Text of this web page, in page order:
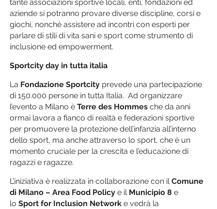
tante associazioni sportive locali, enti, fondazioni ed
aziende si potranno provare diverse discipline, corsi e
giochi, nonché assistere ad incontri con esperti per
parlare di stili di vita sani e sport come strumento di
inclusione ed empowerment.
Sportcity day in tutta italia
La Fondazione Sportcity prevede una partecipazione
di 150.000 persone in tutta Italia. Ad organizzare
l’evento a Milano è Terre des Hommes che da anni
ormai lavora a fianco di realtà e federazioni sportive
per promuovere la protezione dell’infanzia all’interno
dello sport, ma anche attraverso lo sport, che è un
momento cruciale per la crescita e l’educazione di
ragazzi e ragazze.
L’iniziativa è realizzata in collaborazione con ilComune
di Milano – Area Food Policy e il Municipio 8 e
lo Sport for Inclusion Network e vedrà la